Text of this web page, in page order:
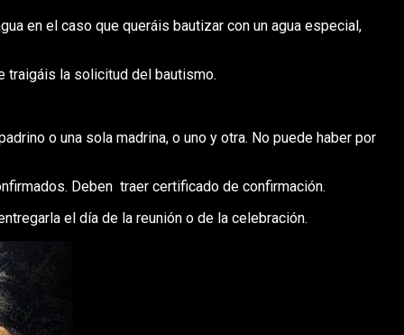
en el caso que queráis bautizar con un agua especial,
traigáis la solicitud del bautismo.
o una sola madrina, o uno y otra. No puede haber por
Deben traer certificado de confirmación.
el día de la reunión o de la celebración.